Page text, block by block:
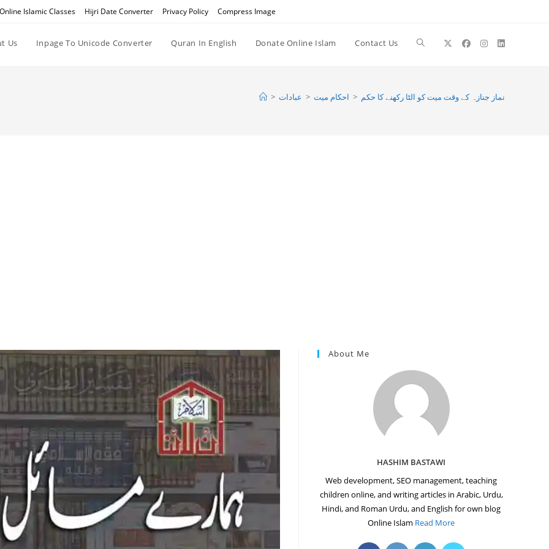
Online Islamic Classes Hijri Date Converter Privacy Policy Compress Image
Us Inpage To Unicode Converter Quran In English Donate Online Islam Contact Us Toggle
> عبادات > احکام میت > نماز جنازہ کے وقت میت کو الٹا رکھنے کا حکم
About Me
HASHIM BASTAWI
Web development, SEO management, teaching
children online, and writing articles in Arabic, Urdu,
Hindi, and Roman Urdu, and English for own blog
Online Islam Read More